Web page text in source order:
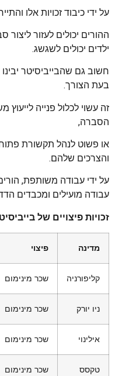
על ידי כיבוד זכויות אלו
ההורים יכולים לעזור
ילדים יכולים לשגשג.
חשוב גם שהבייביסיטר
בעת הצורך.
זה עשוי לכלול פנייה
הסברה,
או פשוט לנהל תקשורת
והצרכים שלהם.
על ידי עבודה משותפת, הורים
עבודה מועילים ומכבדים
זכויות פיצויים של
מדינה פיצוי
קליפורניה שכר מינימום
ניו יורק שכר מינימום
אילינוי שכר מינימום
טקסס שכר מינימום